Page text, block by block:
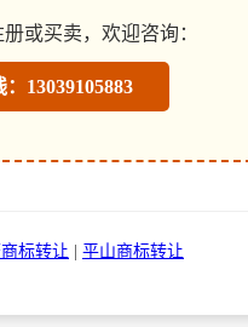
或买卖，欢迎咨询：
13039105883
标转让 平山商标转让